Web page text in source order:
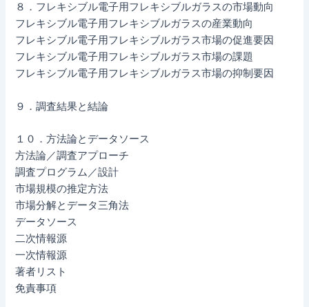
８．フレキシブル電子用フレキシブルガラスの市場動向
フレキシブル電子用フレキシブルガラスの産業動向
フレキシブル電子用フレキシブルガラス市場の促進要因
フレキシブル電子用フレキシブルガラス市場の課題
フレキシブル電子用フレキシブルガラス市場の抑制要因
９．調査結果と結論
１０．方法論とデータソース
方法論／調査アプローチ
調査プログラム／設計
市場規模の推定方法
市場分解とデータ三角法
データソース
二次情報源
一次情報源
著者リスト
免責事項